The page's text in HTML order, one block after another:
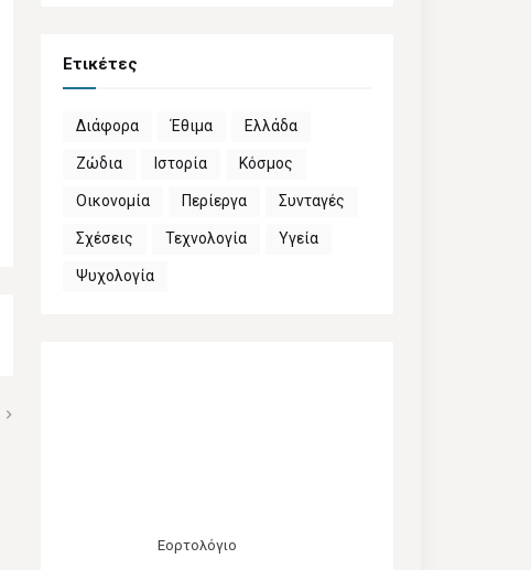
Ετικέτες
Διάφορα Έθιμα Ελλάδα
Ζώδια Ιστορία Κόσμος
Οικονομία Περίεργα Συνταγές
Σχέσεις Τεχνολογία Υγεία
Ψυχολογία
Εορτολόγιο